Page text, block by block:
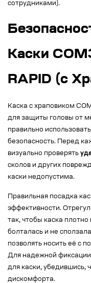
сотрудниками).
Каски
RAPID (с
Каска с храповиком
для защиты головы от
правильно
безопасность. Перед
визуально проверять
сколов и других
каски недопустима.
Правильная посадка
эффективности.
так, чтобы каска
болталась и не
позволять носить её с
Для надежной
для каски, убедившись,
дискомфорта.